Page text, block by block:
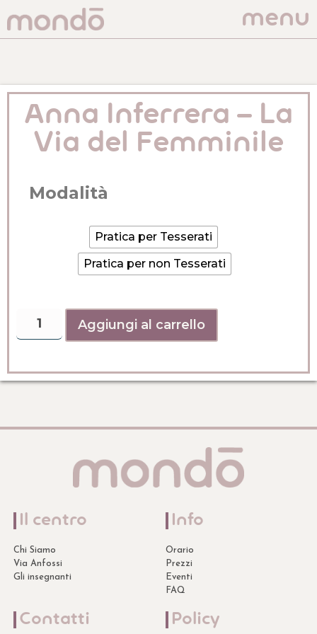
menu
Anna Inferrera – La
Via del Femminile
Modalità
Pratica per Tesserati
Pratica per non Tesserati
Aggiungi al carrello
Il centro
Chi Siamo
Via Anfossi
Gli insegnanti
Info
Orario
Prezzi
Eventi
FAQ
Contatti Policy